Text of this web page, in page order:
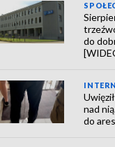
do
nad
do